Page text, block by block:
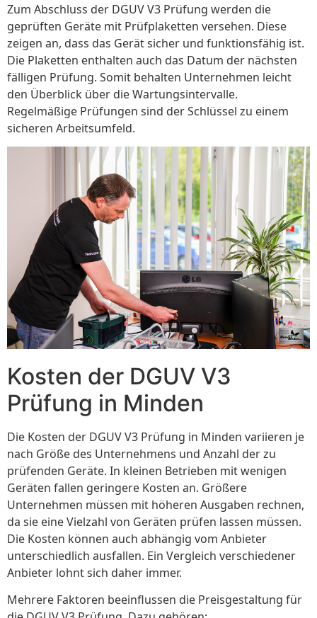
Zum Abschluss der DGUV V3 Prüfung werden die
geprüften Geräte mit Prüfplaketten versehen. Diese
zeigen an, dass das Gerät sicher und funktionsfähig ist.
Die Plaketten enthalten auch das Datum der nächsten
fälligen Prüfung. Somit behalten Unternehmen leicht
den Überblick über die Wartungsintervalle.
Regelmäßige Prüfungen sind der Schlüssel zu einem
sicheren Arbeitsumfeld.
Kosten der DGUV V3
Prüfung in Minden
Die Kosten der DGUV V3 Prüfung in Minden variieren je
nach Größe des Unternehmens und Anzahl der zu
prüfenden Geräte. In kleinen Betrieben mit wenigen
Geräten fallen geringere Kosten an. Größere
Unternehmen müssen mit höheren Ausgaben rechnen,
da sie eine Vielzahl von Geräten prüfen lassen müssen.
Die Kosten können auch abhängig vom Anbieter
unterschiedlich ausfallen. Ein Vergleich verschiedener
Anbieter lohnt sich daher immer.
Mehrere Faktoren beeinflussen die Preisgestaltung für